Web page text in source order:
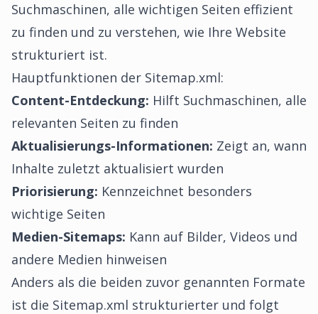
Suchmaschinen, alle wichtigen Seiten effizient
zu finden und zu verstehen, wie Ihre Website
strukturiert ist.
Hauptfunktionen der Sitemap.xml:
Content-Entdeckung: Hilft Suchmaschinen, alle
relevanten Seiten zu finden
Aktualisierungs-Informationen: Zeigt an, wann
Inhalte zuletzt aktualisiert wurden
Priorisierung: Kennzeichnet besonders
wichtige Seiten
Medien-Sitemaps: Kann auf Bilder, Videos und
andere Medien hinweisen
Anders als die beiden zuvor genannten Formate
ist die Sitemap.xml strukturierter und folgt